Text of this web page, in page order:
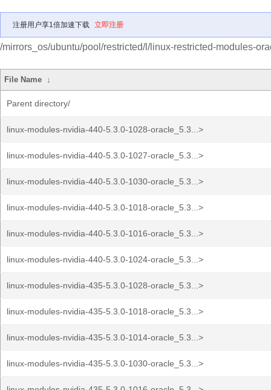
注册用户享1倍加速下载 立即注册
/mirrors_os/ubuntu/pool/restricted/l/linux-restricted-modules-
File Name ↓
Parent directory/
linux-modules-nvidia-440-5.3.0-1028-oracle_5.3...>
linux-modules-nvidia-440-5.3.0-1027-oracle_5.3...>
linux-modules-nvidia-440-5.3.0-1030-oracle_5.3...>
linux-modules-nvidia-440-5.3.0-1018-oracle_5.3...>
linux-modules-nvidia-440-5.3.0-1016-oracle_5.3...>
linux-modules-nvidia-440-5.3.0-1024-oracle_5.3...>
linux-modules-nvidia-435-5.3.0-1028-oracle_5.3...>
linux-modules-nvidia-435-5.3.0-1018-oracle_5.3...>
linux-modules-nvidia-435-5.3.0-1014-oracle_5.3...>
linux-modules-nvidia-435-5.3.0-1030-oracle_5.3...>